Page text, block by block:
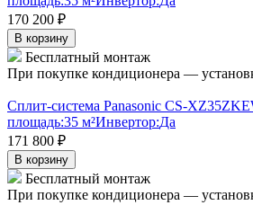
170 200 ₽
В корзину
Бесплатный монтаж
При покупке кондиционера —
Сплит-система Panasonic CS-
площадь:35 м²Инвертор:Да
171 800 ₽
В корзину
Бесплатный монтаж
При покупке кондиционера —